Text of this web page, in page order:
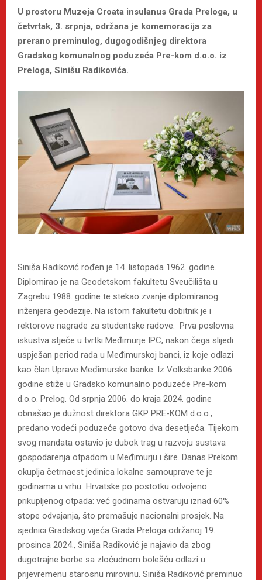
U prostoru Muzeja Croata insulanus Grada Preloga, u
četvrtak, 3. srpnja, održana je komemoracija za
prerano preminulog, dugogodišnjeg direktora
Gradskog komunalnog poduzeća Pre-kom d.o.o. iz
Preloga, Sinišu Radikovića.
Siniša Radiković rođen je 14. listopada 1962. godine.
Diplomirao je na Geodetskom fakultetu Sveučilišta u
Zagrebu 1988. godine te stekao zvanje diplomiranog
inženjera geodezije. Na istom fakultetu dobitnik je i
rektorove nagrade za studentske radove. Prva poslovna
iskustva stječe u tvrtki Međimurje IPC, nakon čega slijedi
uspješan period rada u Međimurskoj banci, iz koje odlazi
kao član Uprave Međimurske banke. Iz Volksbanke 2006.
godine stiže u Gradsko komunalno poduzeće Pre-kom
d.o.o. Prelog. Od srpnja 2006. do kraja 2024. godine
obnašao je dužnost direktora GKP PRE-KOM d.o.o.,
predano vodeći poduzeće gotovo dva desetljeća. Tijekom
svog mandata ostavio je dubok trag u razvoju sustava
gospodarenja otpadom u Međimurju i šire. Danas Prekom
okuplja četrnaest jedinica lokalne samouprave te je
godinama u vrhu Hrvatske po postotku odvojeno
prikupljenog otpada: već godinama ostvaruju iznad 60%
stope odvajanja, što premašuje nacionalni prosjek. Na
sjednici Gradskog vijeća Grada Preloga održanoj 19.
prosinca 2024., Siniša Radiković je najavio da zbog
dugotrajne borbe sa zloćudnom bolešću odlazi u
prijevremenu starosnu mirovinu. Siniša Radiković preminuo